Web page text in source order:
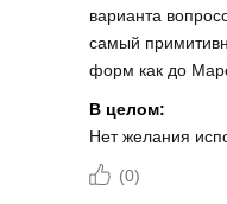
варианта
самый
форм как до
В целом:
Нет желания
(0)